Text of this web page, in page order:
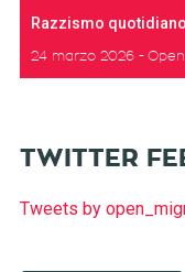
Razzismo
24 marzo 2026
TWITTER
Tweets by